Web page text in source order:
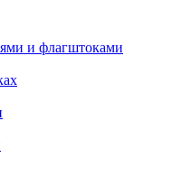
и флагштоками